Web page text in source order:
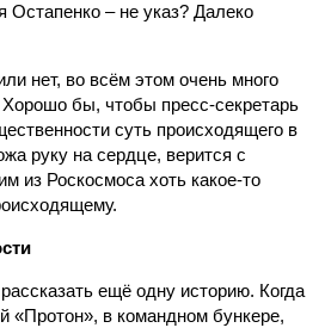
Остапенко – не указ? Далеко
нет, во всём этом очень много
Хорошо бы, чтобы пресс-секретарь
суть происходящего в
руку на сердце, верится с
из Роскосмоса хоть какое-то
ещё одну историю. Когда
«Протон», в командном бункере,